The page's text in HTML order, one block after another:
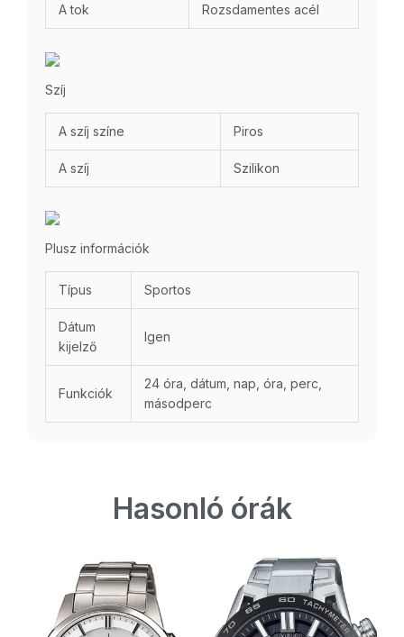
A tok Rozsdamentes acél
Szíj
A szíj színe Piros
A szíj Szilikon
Plusz információk
Típus Sportos
Dátum
kijelző
Igen
Funkciók
24 óra, dátum, nap, óra, perc,
másodperc
Hasonló órák